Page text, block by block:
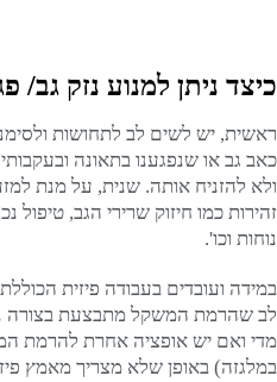
כיצד ניתן למנוע נזק גב/
ראשית, יש לשים לב לתחושות
כאב גב או שנפגענו בתאונה
ולא להזניח אותה. שנית, על מנת
זהירות כמו חיזוק שרירי הגב, טיפול
נוחות וכו'.
במידה ועובדים בעבודה פיזית
לב שהרמת המשקל מתבצעת בצורה
מדי ואם יש אופציה אחרת להרמת
במלגזה) באופן שלא מצריך מאמץ